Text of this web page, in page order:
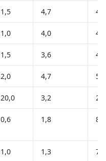
1,5 4,7 44
1,0 4,0 40
1,5 3,6 41
2,0 4,7 51
20,0 3,2
0,6 1,8 88
1,0 1,3 79